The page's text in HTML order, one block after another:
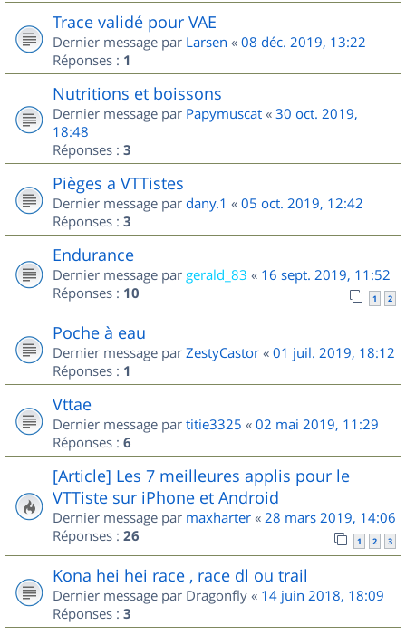
Trace validé pour VAE
Dernier message par Larsen « 08 déc. 2019, 13:22
Réponses : 1
Nutritions et boissons
Dernier message par Papymuscat « 30 oct. 2019,
18:48
Réponses : 3
Pièges a VTTistes
Dernier message par dany.1 « 05 oct. 2019, 12:42
Réponses : 3
Endurance
Dernier message par gerald_83 « 16 sept. 2019, 11:52
Réponses : 10 1 2
Poche à eau
Dernier message par ZestyCastor « 01 juil. 2019, 18:12
Réponses : 1
Vttae
Dernier message par titie3325 « 02 mai 2019, 11:29
Réponses : 6
[Article] Les 7 meilleures applis pour le
VTTiste sur iPhone et Android
Dernier message par maxharter « 28 mars 2019, 14:06
Réponses : 26 1 2 3
Kona hei hei race , race dl ou trail
Dernier message par Dragonfly « 14 juin 2018, 18:09
Réponses : 3